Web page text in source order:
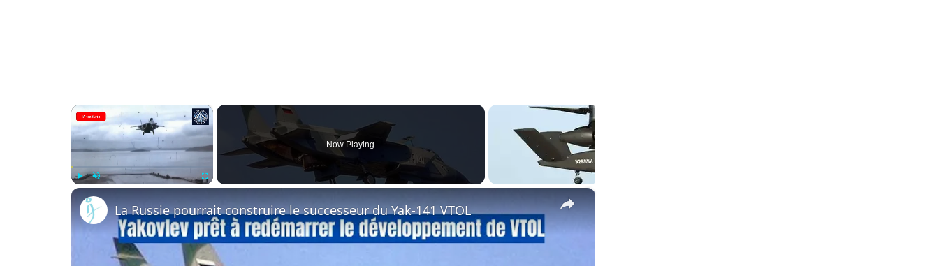
×
Now Playing
×
La Russie pourrait construire le successeur du Yak-141 VTOL